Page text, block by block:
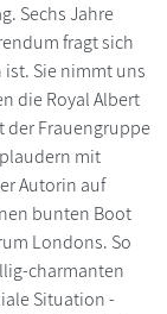
Sechs Jahre
fragt sich
Sie nimmt uns
die Royal Albert
der Frauengruppe
mit
Autorin auf
bunten Boot
Londons. So
charmanten
Situation -